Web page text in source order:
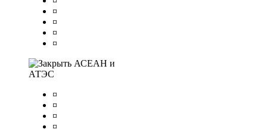
¤
¤
¤
¤
АСЕАН и
АТЭС
¤
¤
¤
¤